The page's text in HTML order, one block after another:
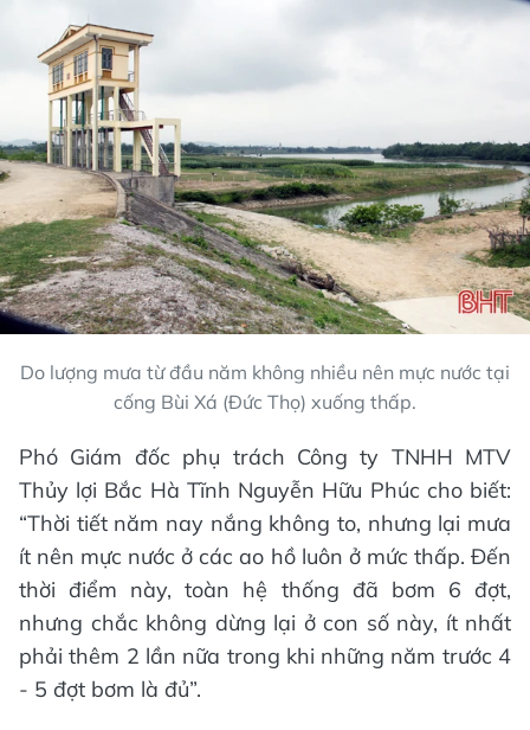
Do lượng mưa từ đầu năm không nhiều nên mực nước tại
cống Bùi Xá (Đức Thọ) xuống thấp.
Phó Giám đốc phụ trách Công ty TNHH MTV
Thủy lợi Bắc Hà Tĩnh Nguyễn Hữu Phúc cho biết:
“Thời tiết năm nay nắng không to, nhưng lại mưa
ít nên mực nước ở các ao hồ luôn ở mức thấp. Đến
thời điểm này, toàn hệ thống đã bơm 6 đợt,
nhưng chắc không dừng lại ở con số này, ít nhất
phải thêm 2 lần nữa trong khi những năm trước 4
- 5 đợt bơm là đủ”.